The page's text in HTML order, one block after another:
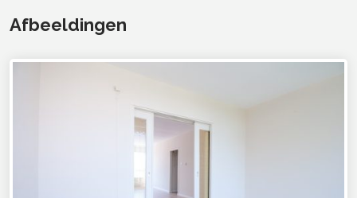
Afbeeldingen